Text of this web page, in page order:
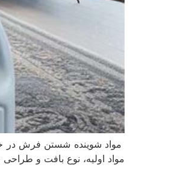
مواد شوینده شستن فرش در
مواد اولیه، نوع بافت و